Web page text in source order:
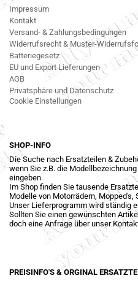
Impressum
Kontakt
Versand- & Zahlungsbedingungen
Widerrufsrecht & Muster-
Batteriegesetz
EU und Export Lieferungen
AGB
Privatsphäre und Datenschutz
Cookie Einstellungen
SHOP-INFO
Die Suche nach Ersatzteilen &
wenn Sie z.B. die
eingeben.
Im Shop finden Sie tausende
Modelle von Motorrädern, Mopped's,
Unser Lieferprogramm wird ständig
Sollten Sie einen gewünschten
doch eine Anfrage über unser
PREISINFO'S & ORGINAL